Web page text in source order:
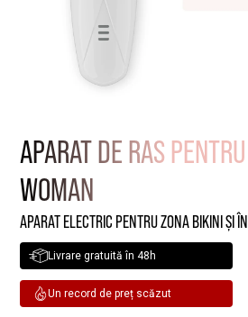
APARAT DE RAS
WOMAN
APARAT ELECTRIC PENTRU ZONA BIKINI ȘI
Livrare gratuită în 48h
Un record de preț scăzut